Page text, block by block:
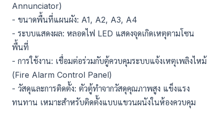
Annunciator)
- ขนาดพื้นที่แผนผัง: A1, A2, A3, A4
- ระบบแสดงผล: หลอดไฟ LED แสดงจุดเกิดเหตุตามโซน
พื้นที่
- การใช้งาน: เชื่อมต่อร่วมกับตู้ควบคุมระบบแจ้งเหตุเพลิงไหม้
(Fire Alarm Control Panel)
- วัสดุและการติดตั้ง: ตัวตู้ทำจากวัสดุคุณภาพสูง แข็งแรง
ทนทาน เหมาะสำหรับติดตั้งแบบแขวนผนังในห้องควบคุม